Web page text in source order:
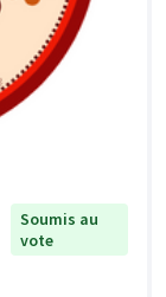
Soumis au
vote